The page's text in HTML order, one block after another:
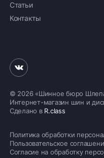
Статьи
Контакты
© 2026 «Шинное бюро
Интернет-магазин шин и
Сделано в R.class
Политика обработки
Пользовательское
Согласие на обработку